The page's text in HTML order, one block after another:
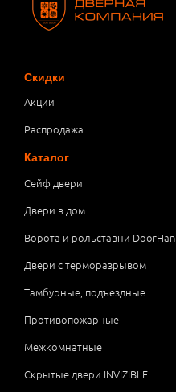
Скидки
Акции
Распродажа
Каталог
Сейф двери
Двери в дом
Ворота и рольставни DoorHan
Двери с терморазрывом
Тамбурные, подъездные
Противопожарные
Межкомнатные
Скрытые двери INVIZIBLE